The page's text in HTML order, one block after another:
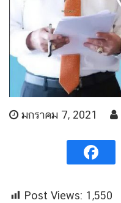
มกราคม 7, 2021
Post Views: 1,550